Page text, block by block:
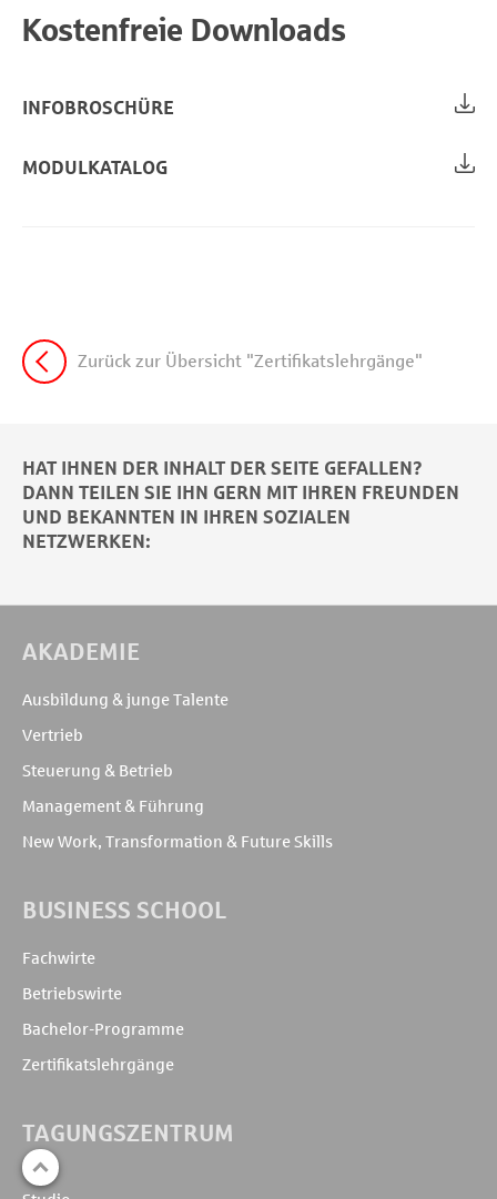
Kostenfreie Downloads
INFOBROSCHÜRE
MODULKATALOG
Zurück zur Übersicht "Zertifikatslehrgänge"
HAT IHNEN DER INHALT DER SEITE GEFALLEN?
DANN TEILEN SIE IHN GERN MIT IHREN FREUNDEN
UND BEKANNTEN IN IHREN SOZIALEN
NETZWERKEN:
AKADEMIE
Ausbildung & junge Talente
Vertrieb
Steuerung & Betrieb
Management & Führung
New Work, Transformation & Future Skills
BUSINESS SCHOOL
Fachwirte
Betriebswirte
Bachelor-Programme
Zertifikatslehrgänge
TAGUNGSZENTRUM